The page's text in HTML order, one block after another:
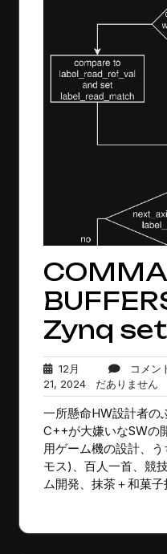
Zynq
12月
21, 202412
月
21,
2024
コメン
だありません
ン
ま
一所懸命HW設計者の
C++が大嫌いなSWの
用ゲーム機の設計、
モス)、百人一首、競
ム開発、抹茶＋和菓